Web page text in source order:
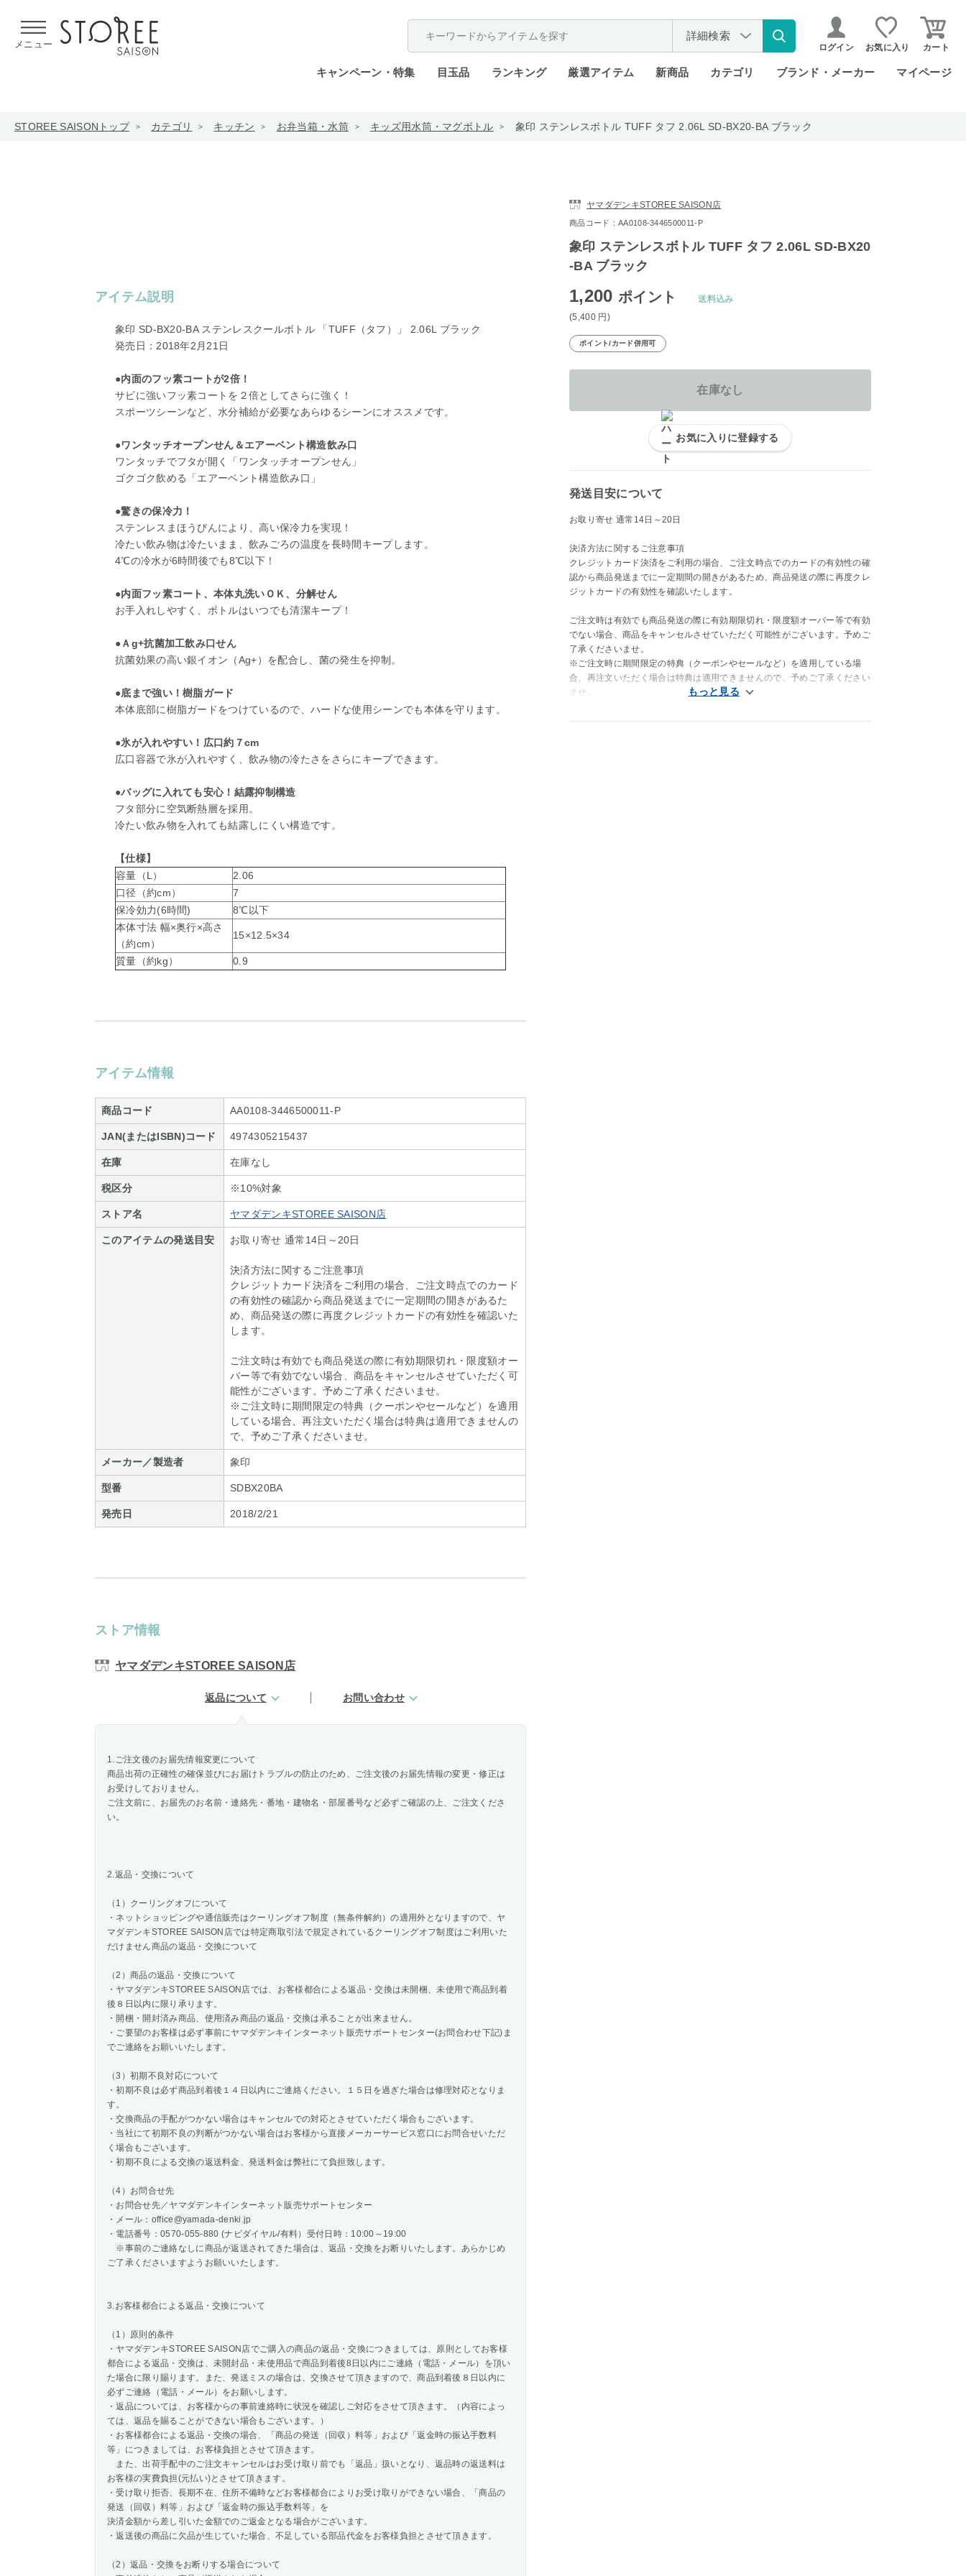
メニュー
詳細検索
ログイン お気に入り カート
キャンペーン・特集 目玉品 ランキング 厳選アイテム 新商品 カテゴリ ブランド・メーカー マイページ
STOREE SAISONトップ カテゴリ キッチン お弁当箱・水筒 キッズ用水筒・マグボトル 象印 ステンレスボトル TUFF タフ 2.06L SD-BX20-BA ブラック
アイテム説明
象印 SD-BX20-BA ステンレスクールボトル 「TUFF（タフ）」 2.06L ブラック
発売日：2018年2月21日
●内面のフッ素コートが2倍！
サビに強いフッ素コートを２倍としてさらに強く！
スポーツシーンなど、水分補給が必要なあらゆるシーンにオススメです。
●ワンタッチオープンせん＆エアーベント構造飲み口
ワンタッチでフタが開く「ワンタッチオープンせん」
ゴクゴク飲める「エアーベント構造飲み口」
●驚きの保冷力！
ステンレスまほうびんにより、高い保冷力を実現！
冷たい飲み物は冷たいまま、飲みごろの温度を長時間キープします。
4℃の冷水が6時間後でも8℃以下！
●内面フッ素コート、本体丸洗いＯＫ、分解せん
お手入れしやすく、ボトルはいつでも清潔キープ！
●Ａg+抗菌加工飲み口せん
抗菌効果の高い銀イオン（Ag+）を配合し、菌の発生を抑制。
●底まで強い！樹脂ガード
本体底部に樹脂ガードをつけているので、ハードな使用シーンでも本体を守ります。
●氷が入れやすい！広口約７cm
広口容器で氷が入れやすく、飲み物の冷たさをさらにキープできます。
●バッグに入れても安心！結露抑制構造
フタ部分に空気断熱層を採用。
冷たい飲み物を入れても結露しにくい構造です。
【仕様】
容量（L）
2.06
口径（約cm）
7
保冷効力(6時間)
8℃以下
本体寸法 幅×奥行×高さ
（約cm）
15×12.5×34
質量（約kg） 0.9
アイテム情報
商品コード AA0108-3446500011-P
JAN(またはISBN)コード 4974305215437
在庫 在庫なし
税区分 ※10%対象
ストア名 ヤマダデンキSTOREE SAISON店
このアイテムの発送目安 お取り寄せ 通常14日～20日
決済方法に関するご注意事項
クレジットカード決済をご利用の場合、ご注文時点でのカード
の有効性の確認から商品発送までに一定期間の開きがあるた
め、商品発送の際に再度クレジットカードの有効性を確認いた
します。
ご注文時は有効でも商品発送の際に有効期限切れ・限度額オー
バー等で有効でない場合、商品をキャンセルさせていただく可
能性がございます。予めご了承くださいませ。
※ご注文時に期間限定の特典（クーポンやセールなど）を適用
している場合、再注文いただく場合は特典は適用できませんの
で、予めご了承くださいませ。
メーカー／製造者 象印
型番 SDBX20BA
発売日 2018/2/21
ストア情報
ヤマダデンキSTOREE SAISON店
返品について お問い合わせ
1.ご注文後のお届先情報変更について
商品出荷の正確性の確保並びにお届けトラブルの防止のため、ご注文後のお届先情報の変更・修正は
お受けしておりません。
ご注文前に、お届先のお名前・連絡先・番地・建物名・部屋番号など必ずご確認の上、ご注文くださ
い。
2.返品・交換について
（1）クーリングオフについて
・ネットショッピングや通信販売はクーリングオフ制度（無条件解約）の適用外となりますので、ヤ
マダデンキSTOREE SAISON店では特定商取引法で規定されているクーリングオフ制度はご利用いた
だけません商品の返品・交換について
（2）商品の返品・交換について
・ヤマダデンキSTOREE SAISON店では、お客様都合による返品・交換は未開梱、未使用で商品到着
後８日以内に限り承ります。
・開梱・開封済み商品、使用済み商品の返品・交換は承ることが出来ません。
・ご要望のお客様は必ず事前にヤマダデンキインターネット販売サポートセンター(お問合わせ下記)ま
でご連絡をお願いいたします。
（3）初期不良対応について
・初期不良は必ず商品到着後１４日以内にご連絡ください。１５日を過ぎた場合は修理対応となりま
す。
・交換商品の手配がつかない場合はキャンセルでの対応とさせていただく場合もございます。
・当社にて初期不良の判断がつかない場合はお客様から直接メーカーサービス窓口にお問合せいただ
く場合もございます。
・初期不良による交換の返送料金、発送料金は弊社にて負担致します。
（4）お問合せ先
・お問合せ先／ヤマダデンキインターネット販売サポートセンター
・メール：office@yamada-denki.jp
・電話番号：0570-055-880 (ナビダイヤル/有料）受付日時：10:00～19:00
※事前のご連絡なしに商品が返送されてきた場合は、返品・交換をお断りいたします。あらかじめ
ご了承くださいますようお願いいたします。
3.お客様都合による返品・交換について
（1）原則的条件
・ヤマダデンキSTOREE SAISON店でご購入の商品の返品・交換につきましては、原則としてお客様
都合による返品・交換は、未開封品・未使用品で商品到着後8日以内にご連絡（電話・メール）を頂い
た場合に限り賜ります。また、発送ミスの場合は、交換させて頂きますので、商品到着後８日以内に
必ずご連絡（電話・メール）をお願いします。
・返品については、お客様からの事前連絡時に状況を確認しご対応をさせて頂きます。（内容によっ
ては、返品を賜ることができない場合もございます。）
・お客様都合による返品・交換の場合、「商品の発送（回収）料等」および「返金時の振込手数料
等」につきましては、お客様負担とさせて頂きます。
また、出荷手配中のご注文キャンセルはお受け取り前でも「返品」扱いとなり、返品時の返送料は
お客様の実費負担(元払い)とさせて頂きます。
・受け取り拒否、長期不在、住所不備時などお客様都合によりお受け取りができない場合、「商品の
発送（回収）料等」および「返金時の振込手数料等」を
決済金額から差し引いた金額でのご返金となる場合がございます。
・返送後の商品に欠品が生じていた場合、不足している部品代金をお客様負担とさせて頂きます。
（2）返品・交換をお断りする場合について
ヤマダデンキSTOREE SAISON店
商品コード：AA0108-3446500011-P
象印 ステンレスボトル TUFF タフ 2.06L SD-BX20
-BA ブラック
1,200 ポイント
(5,400 円 )
送料込み
ポイント/カード併用可
在庫なし
お気に入りに登録する
発送目安について
お取り寄せ 通常14日～20日
決済方法に関するご注意事項
クレジットカード決済をご利用の場合、ご注文時点でのカードの有効性の確
認から商品発送までに一定期間の開きがあるため、商品発送の際に再度クレ
ジットカードの有効性を確認いたします。
ご注文時は有効でも商品発送の際に有効期限切れ・限度額オーバー等で有効
でない場合、商品をキャンセルさせていただく可能性がございます。予めご
了承くださいませ。
※ご注文時に期間限定の特典（クーポンやセールなど）を適用している場
合、再注文いただく場合は特典は適用できませんので、予めご了承ください
ませ。